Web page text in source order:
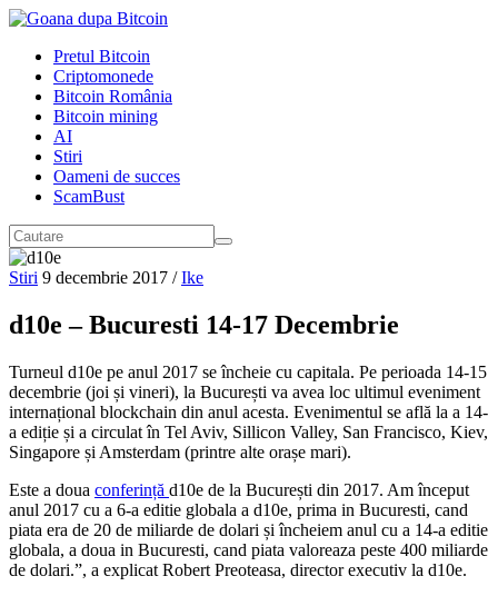
Pretul Bitcoin
Criptomonede
Bitcoin România
Bitcoin mining
AI
Stiri
Oameni de succes
ScamBust
Stiri 9 decembrie 2017 / Ike
d10e – Bucuresti 14-17 Decembrie
Turneul d10e pe anul 2017 se încheie cu capitala. Pe perioada 14-15
decembrie (joi și vineri), la București va avea loc ultimul eveniment
internațional blockchain din anul acesta. Evenimentul se află la a 14-
a ediție și a circulat în Tel Aviv, Sillicon Valley, San Francisco, Kiev,
Singapore și Amsterdam (printre alte orașe mari).
Este a doua conferință d10e de la București din 2017. Am început
anul 2017 cu a 6-a editie globala a d10e, prima in Bucuresti, cand
piata era de 20 de miliarde de dolari și încheiem anul cu a 14-a editie
globala, a doua in Bucuresti, cand piata valoreaza peste 400 miliarde
de dolari.”, a explicat Robert Preoteasa, director executiv la d10e.